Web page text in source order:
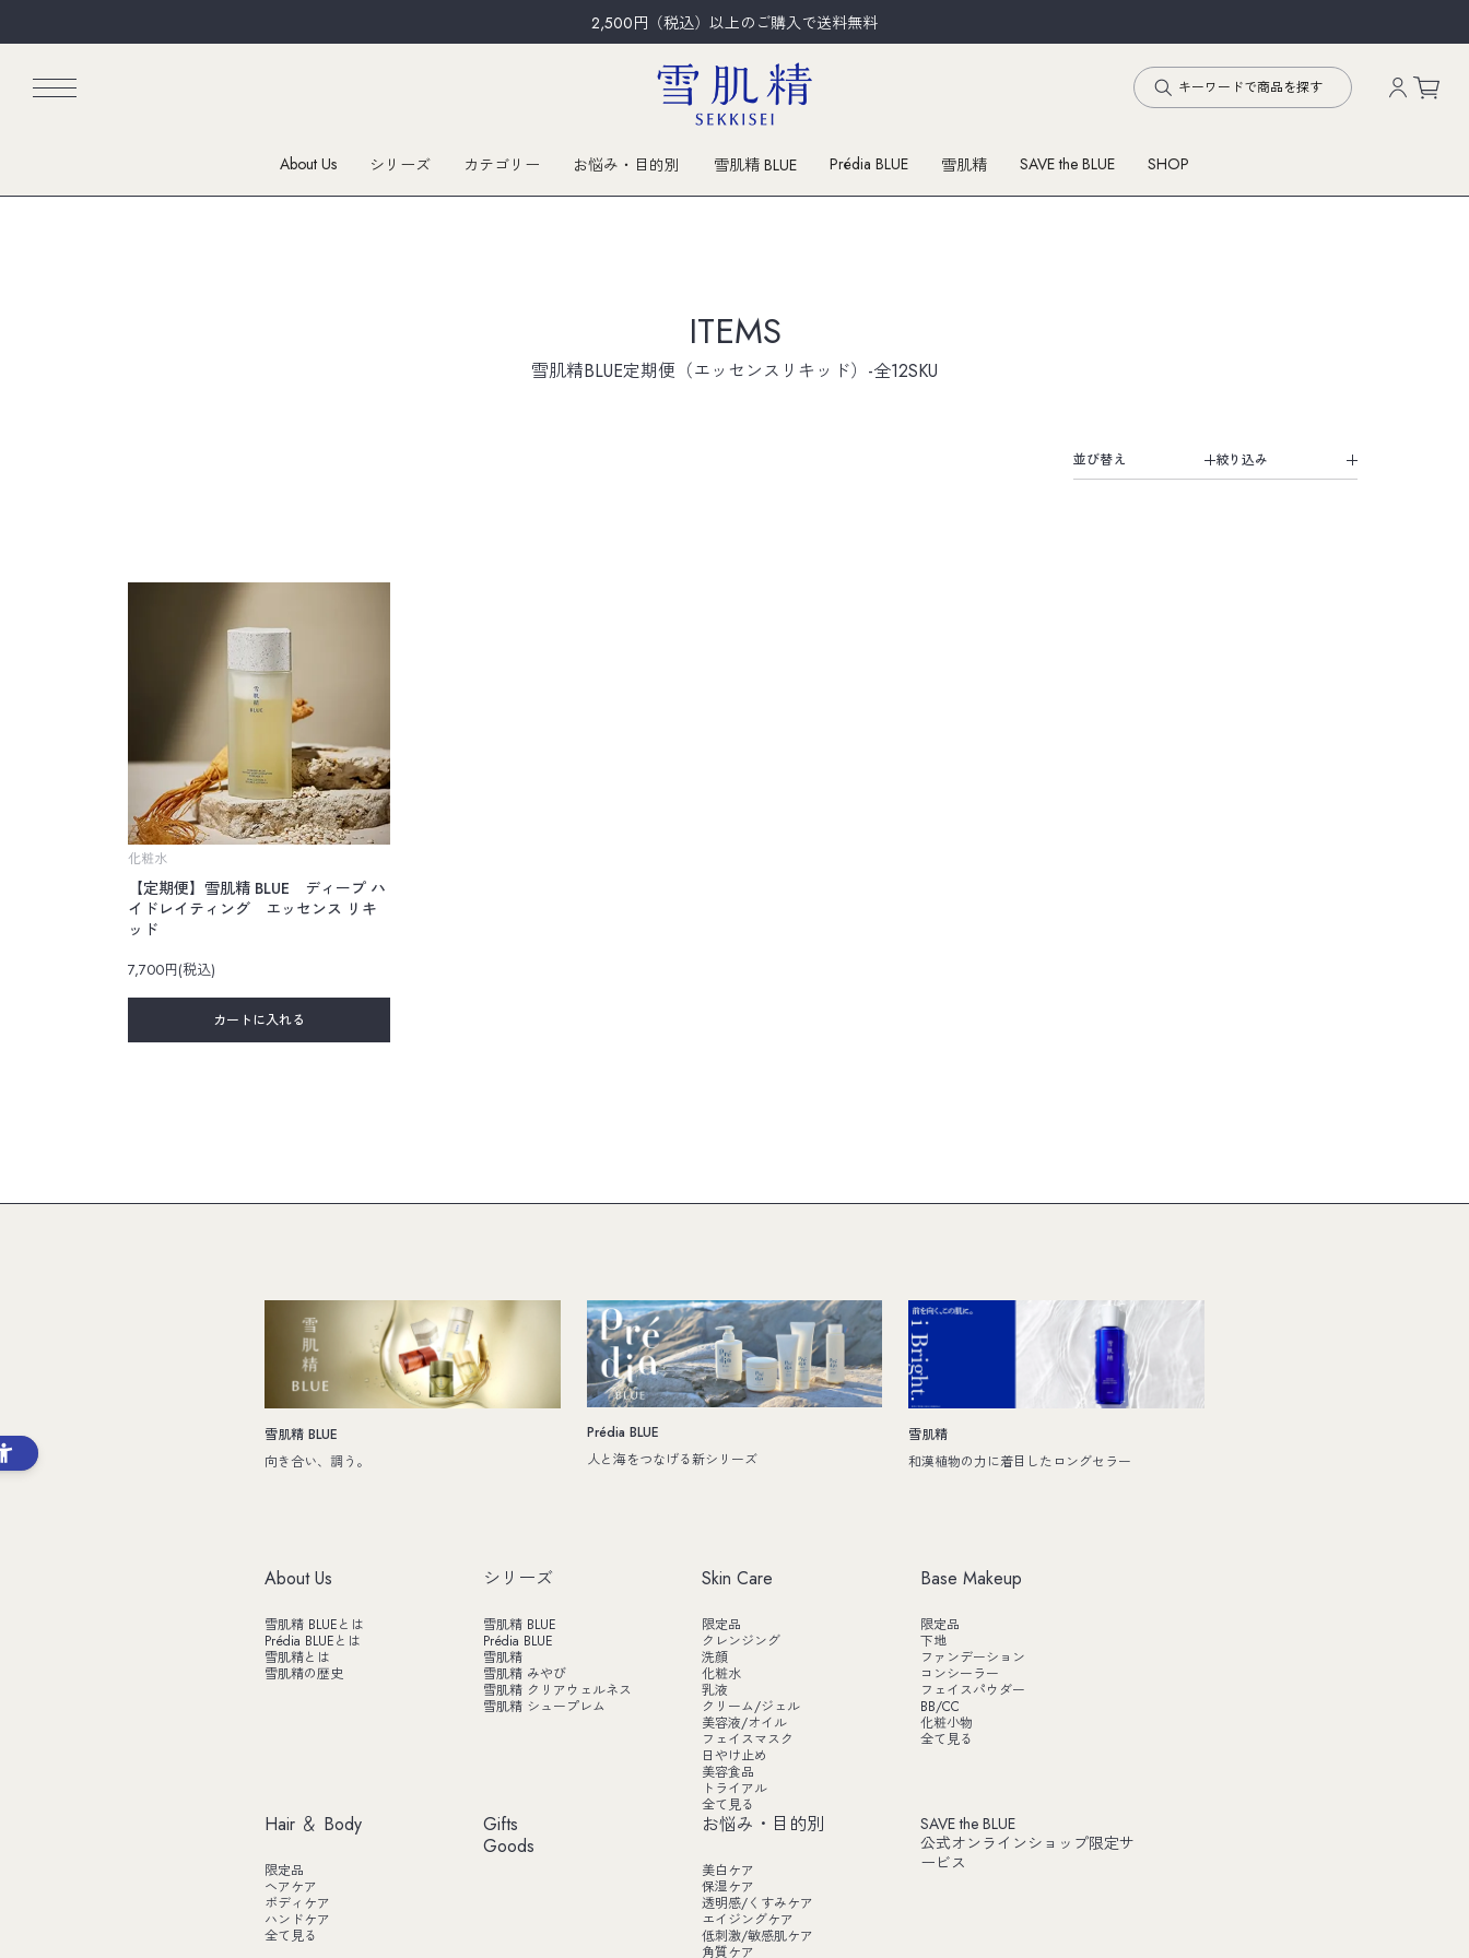
2,500円（税込）以上のご購入で送料無料
About Us シリーズ カテゴリー お悩み・目的別 雪肌精 BLUE Prédia BLUE 雪肌精 SAVE the BLUE SHOP
ITEMS
雪肌精BLUE定期便（エッセンスリキッド）-全12SKU
並び替え
化粧水
【定期便】雪肌精 BLUE ディープ ハ
イドレイティング エッセンス リキ
ッド
7,700円(税込)
カートに入れる
雪肌精 BLUE
向き合い、調う。
Prédia BLUE
人と海をつなげる新シリーズ
雪肌精
和漢植物の力に着目したロングセラー
About Us
雪肌精 BLUEとは
Prédia BLUEとは
雪肌精とは
雪肌精の歴史
シリーズ
雪肌精 BLUE
Prédia BLUE
雪肌精
雪肌精 みやび
雪肌精 クリアウェルネス
雪肌精 シュープレム
Skin Care
限定品
クレンジング
洗顔
化粧水
乳液
クリーム/ジェル
美容液/オイル
フェイスマスク
日やけ止め
美容食品
トライアル
全て見る
Base Makeup
限定品
下地
ファンデーション
コンシーラー
フェイスパウダー
BB/CC
化粧小物
全て見る
Hair ＆ Body
限定品
ヘアケア
ボディケア
ハンドケア
全て見る
Gifts
Goods
お悩み・目的別
美白ケア
保湿ケア
透明感/くすみケア
エイジングケア
低刺激/敏感肌ケア
角質ケア
SAVE the BLUE
公式オンラインショップ限定サ
ービス